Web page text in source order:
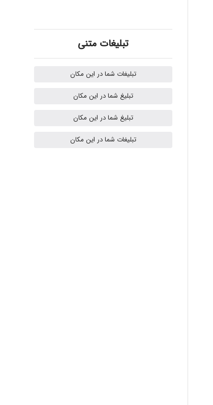
ilhan200
تبلیغات متنی
تبلیغات شما در این مکان
تبلیغ شما در این مکان
تبلیغ شما در این مکان
تبلیغات شما در این مکان